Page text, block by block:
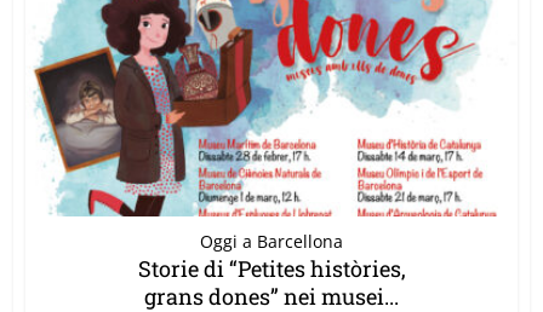
Oggi a Barcellona
Storie di “Petites històries,
grans dones” nei musei...